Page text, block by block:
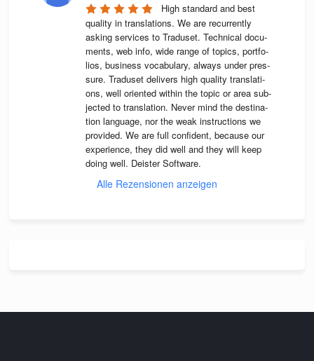
High stan­dard and best
qua­lity in trans­la­ti­ons. We are recur­rently
asking ser­vices to Tra­du­set. Tech­ni­cal docu­
ments, web info, wide range of topics, port­fo­
lios, busi­ness voca­bu­lary, always under pres­
sure. Tra­du­set deli­vers high qua­lity trans­la­ti­
ons, well ori­en­ted wit­hin the topic or area sub­
jec­ted to trans­la­tion. Never mind the desti­na­
tion lan­guage, nor the weak instruc­tions we
pro­vi­ded. We are full con­fi­dent, because our
expe­ri­ence, they did well and they will keep
doing well. Deis­ter Software.
Alle Rezensionen anzeigen